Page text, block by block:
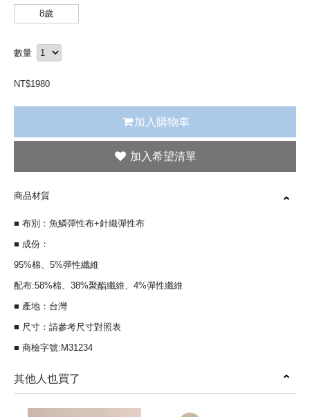
8歲
數量
NT$1980
加入購物車
商品材質
■ 布別：魚鱗彈性布+針織彈性布
■ 成份：
95%棉、5%彈性纖維
配布:58%棉、38%聚酯纖維、4%彈性纖維
■ 產地：台灣
■ 尺寸：請參考尺寸對照表
■ 商檢字號:M31234
其他人也買了